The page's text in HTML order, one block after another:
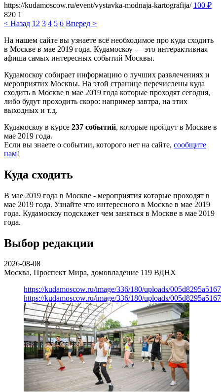
https://kudamoscow.ru/event/vystavka-modnaja-kartografija/ 100 ₽
820 1
< Назад 1 2 3 4 5 6 Вперед >
На нашем сайте вы узнаете всё необходимое про куда сходить
в Москве в мае 2019 года. Кудамоскоу — это интерактивная
афиша самых интересных событий Москвы.
Кудамоскоу собирает информацию о лучших развлечениях и
мероприятих Москвы. На этой странице перечислены куда
сходить в Москве в мае 2019 года которые проходят сегодня,
либо будут проходить скоро: например завтра, на этих
выходных и т.д.
Кудамоскоу в курсе 237 событий, которые пройдут в Москве в
мае 2019 года.
Если вы знаете о событии, которого нет на сайте, сообщите
нам!
Куда сходить
В мае 2019 года в Москве - мероприятия которые проходят в
мае 2019 года. Узнайте что интересного в Москве в мае 2019
года. Кудамоскоу подскажет чем заняться в Москве в мае 2019
года.
Выбор редакции
2026-08-08
Москва, Проспект Мира, домовладение 119 ВДНХ
https://kudamoscow.ru/image/336/180/uploads/
https://kudamoscow.ru/image/336/180/uploads/